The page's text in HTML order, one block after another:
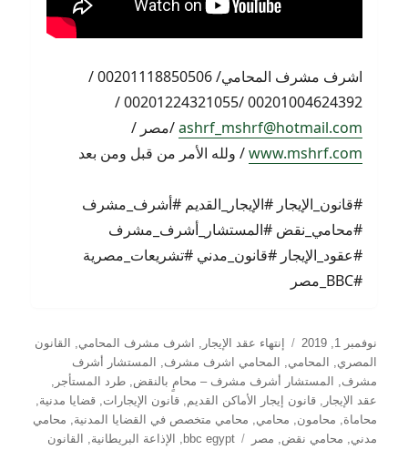
اشرف مشرف المحامي/ 00201118850506 /
00201004624392 /00201224321055 /
ashrf_mshrf@hotmail.com/مصر /
www.mshrf.com/ ولله الأمر من قبل ومن بعد
#قانون_الإيجار #الإيجار_القديم #أشرف_مشرف
#محامي_نقض #المستشار_أشرف_مشرف
#عقود_الإيجار #قانون_مدني #تشريعات_مصرية
#BBC_مصر
نُشرت
في
نوفمبر 1, 2019 التصنيفات
إنتهاء عقد الإيجار , اشرف مشرف المحامي,
القانون
المصري, المحامي, المحامي اشرف مشرف,
المستشار أشرف
مشرف, المستشار أشرف مشرف – محامٍ بالنقض,طرد المستأجر ,
عقد الإيجار ,قانون إيجار الأماكن القديم,قانون الإيجارات,قضايا مدنية,
محاماة, محامون, محامي, محامي متخصص في القضايا المدنية, محامي
مدني, محامي نقض, مصر الوسوم
bbc egypt
, الإذاعة البريطانية,
القانون